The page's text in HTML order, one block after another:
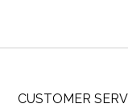
CUSTOMER